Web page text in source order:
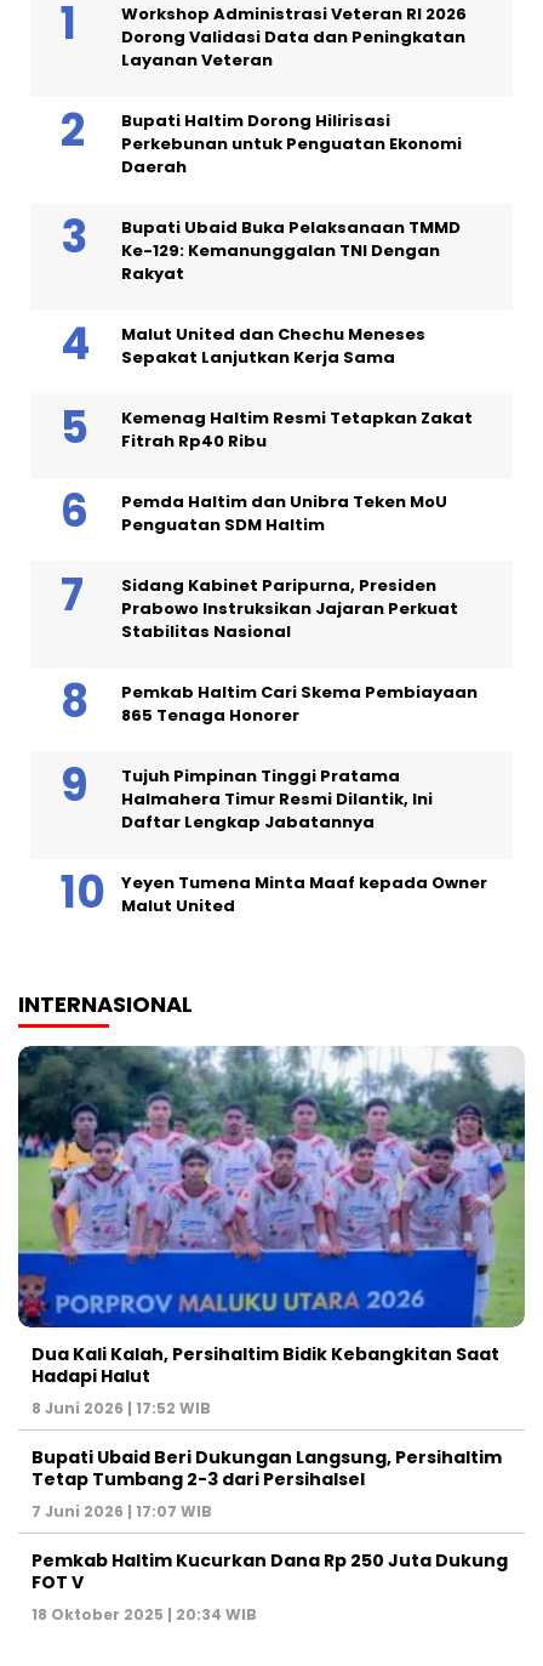
Workshop Administrasi Veteran RI 2026
Dorong Validasi Data dan Peningkatan
Layanan Veteran
Bupati Haltim Dorong Hilirisasi
Perkebunan untuk Penguatan Ekonomi
Daerah
Bupati Ubaid Buka Pelaksanaan TMMD
Ke-129: Kemanunggalan TNI Dengan
Rakyat
Malut United dan Chechu Meneses
Sepakat Lanjutkan Kerja Sama
Kemenag Haltim Resmi Tetapkan Zakat
Fitrah Rp40 Ribu
Pemda Haltim dan Unibra Teken MoU
Penguatan SDM Haltim
Sidang Kabinet Paripurna, Presiden
Prabowo Instruksikan Jajaran Perkuat
Stabilitas Nasional
Pemkab Haltim Cari Skema Pembiayaan
865 Tenaga Honorer
Tujuh Pimpinan Tinggi Pratama
Halmahera Timur Resmi Dilantik, Ini
Daftar Lengkap Jabatannya
Yeyen Tumena Minta Maaf kepada Owner
Malut United
INTERNASIONAL
Dua Kali Kalah, Persihaltim Bidik Kebangkitan Saat
Hadapi Halut
8 Juni 2026 | 17:52 WIB
Bupati Ubaid Beri Dukungan Langsung, Persihaltim
Tetap Tumbang 2-3 dari Persihalsel
7 Juni 2026 | 17:07 WIB
Pemkab Haltim Kucurkan Dana Rp 250 Juta Dukung
FOT V
18 Oktober 2025 | 20:34 WIB